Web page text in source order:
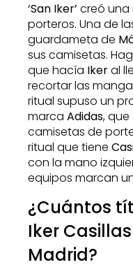
‘San Iker’ creó una
porteros. Una de
guardameta de
sus camisetas.
que hacía Ikeral
recortar las
ritual supuso un
marca Adidas,
camisetas de
ritual que tiene
con la mano
equipos marcan
¿Cuántos
Iker
Madrid?